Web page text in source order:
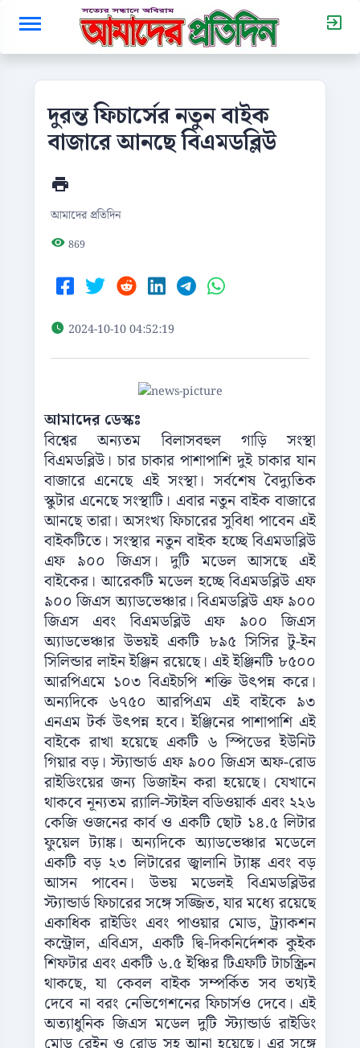
দুরন্ত ফিচার্সের নতুন বাইক
বাজারে আনছে বিএমডব্লিউ
আমাদের প্রতিদিন
869
2024-10-10 04:52:19
আমাদের ডেস্কঃ
বিশ্বের অন্যতম বিলাসবহুল গাড়ি সংস্থা
বিএমডব্লিউ। চার চাকার পাশাপাশি দুই চাকার যান
বাজারে এনেছে এই সংস্থা। সর্বশেষ বৈদ্যুতিক
স্কুটার এনেছে সংস্থাটি। এবার নতুন বাইক বাজারে
আনছে তারা। অসংখ্য ফিচারের সুবিধা পাবেন এই
বাইকটিতে। সংস্থার নতুন বাইক হচ্ছে বিএমডাব্লিউ
এফ ৯০০ জিএস। দুটি মডেল আসছে এই
বাইকের। আরেকটি মডেল হচ্ছে বিএমডব্লিউ এফ
৯০০ জিএস অ্যাডভেঞ্চার। বিএমডব্লিউ এফ ৯০০
জিএস এবং বিএমডব্লিউ এফ ৯০০ জিএস
অ্যাডভেঞ্চার উভয়ই একটি ৮৯৫ সিসির টু-ইন
সিলিন্ডার লাইন ইঞ্জিন রয়েছে। এই ইঞ্জিনটি ৮৫০০
আরপিএমে ১০৩ বিএইচপি শক্তি উৎপন্ন করে।
অন্যদিকে ৬৭৫০ আরপিএম এই বাইকে ৯৩
এনএম টর্ক উৎপন্ন হবে। ইঞ্জিনের পাশাপাশি এই
বাইকে রাখা হয়েছে একটি ৬ স্পিডের ইউনিট
গিয়ার বড়। স্ট্যান্ডার্ড এফ ৯০০ জিএস অফ-রোড
রাইডিংয়ের জন্য ডিজাইন করা হয়েছে। যেখানে
থাকবে নূন্যতম র‌্যালি-স্টাইল বডিওয়ার্ক এবং ২২৬
কেজি ওজনের কার্ব ও একটি ছোট ১৪.৫ লিটার
ফুয়েল ট্যাঙ্ক। অন্যদিকে অ্যাডভেঞ্চার মডেলে
একটি বড় ২৩ লিটারের জ্বালানি ট্যাঙ্ক এবং বড়
আসন পাবেন। উভয় মডেলই বিএমডব্লিউর
স্ট্যান্ডার্ড ফিচারের সঙ্গে সজ্জিত, যার মধ্যে রয়েছে
একাধিক রাইডিং এবং পাওয়ার মোড, ট্র্যাকশন
কন্ট্রোল, এবিএস, একটি দ্বি-দিকনির্দেশক কুইক
শিফটার এবং একটি ৬.৫ ইঞ্চির টিএফটি টাচস্ক্রিন
থাকছে, যা কেবল বাইক সম্পর্কিত সব তথ্যই
দেবে না বরং নেভিগেশনের ফিচার্সও দেবে। এই
অত্যাধুনিক জিএস মডেল দুটি স্ট্যান্ডার্ড রাইডিং